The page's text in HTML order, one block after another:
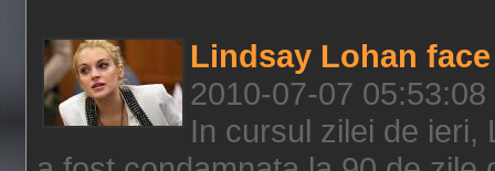
Lindsay Lohan
2010-07-07 05:53:08
In cursul zilei de ieri,